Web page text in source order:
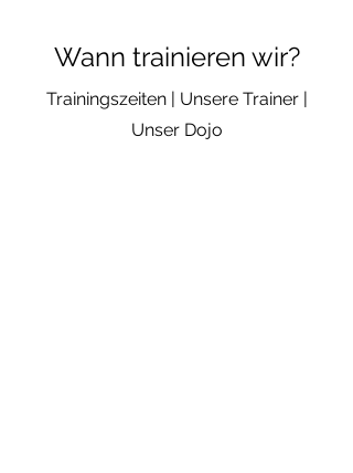
Wann trainieren wir?
Trainingszeiten | Unsere Trainer |
Unser Dojo